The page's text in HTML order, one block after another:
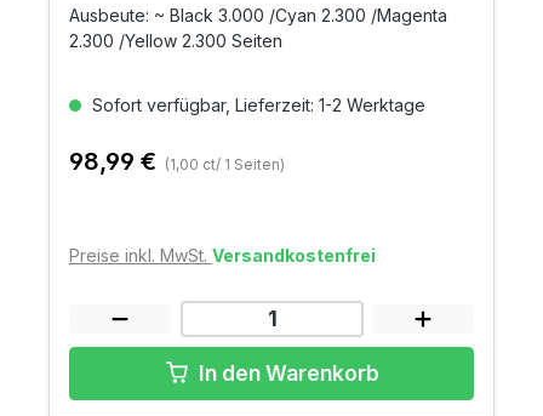
Ausbeute: ~ Black 3.000 /Cyan 2.300 /Magenta
2.300 /Yellow 2.300 Seiten
Sofort verfügbar, Lieferzeit: 1-2 Werktage
98,99 € (1,00 ct/ 1 Seiten)
Preise inkl. MwSt. Versandkostenfrei
In den Warenkorb